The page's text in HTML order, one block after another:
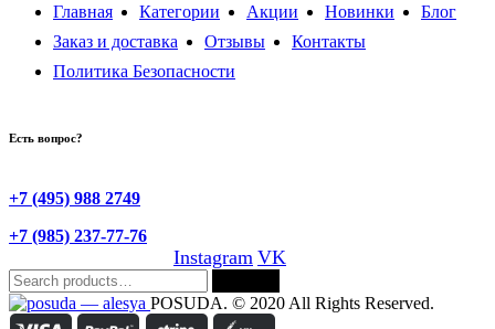
Главная Категории Акции Новинки
Блог
Заказ и доставка
Отзывы
Контакты
Политика Безопасности
Есть вопрос?
+7 (495) 988 2749
+7 (985) 237-77-76
Instagram VK
Search
for:
POSUDA. © 2020 All Rights Reserved.